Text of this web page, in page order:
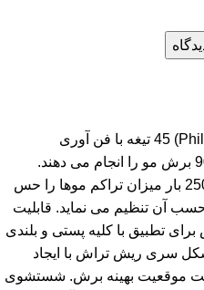
ریش تراش S5898 «فیلیپس» (Philips) 45 تیغه با فن آوری
SteelPrecision در هر دقیقه 90000 برش مو را انجام می دهند.
سنسور Power Adapt در هر ثانیه 250 بار میزان تراکم موها را حس
آن تنظیم می نماید. قابلیت
برای تطبیق با کلیه پستی و بلندی
سری ریش تراش با ایجاد
موقعیت بهینه برش. شستشوی